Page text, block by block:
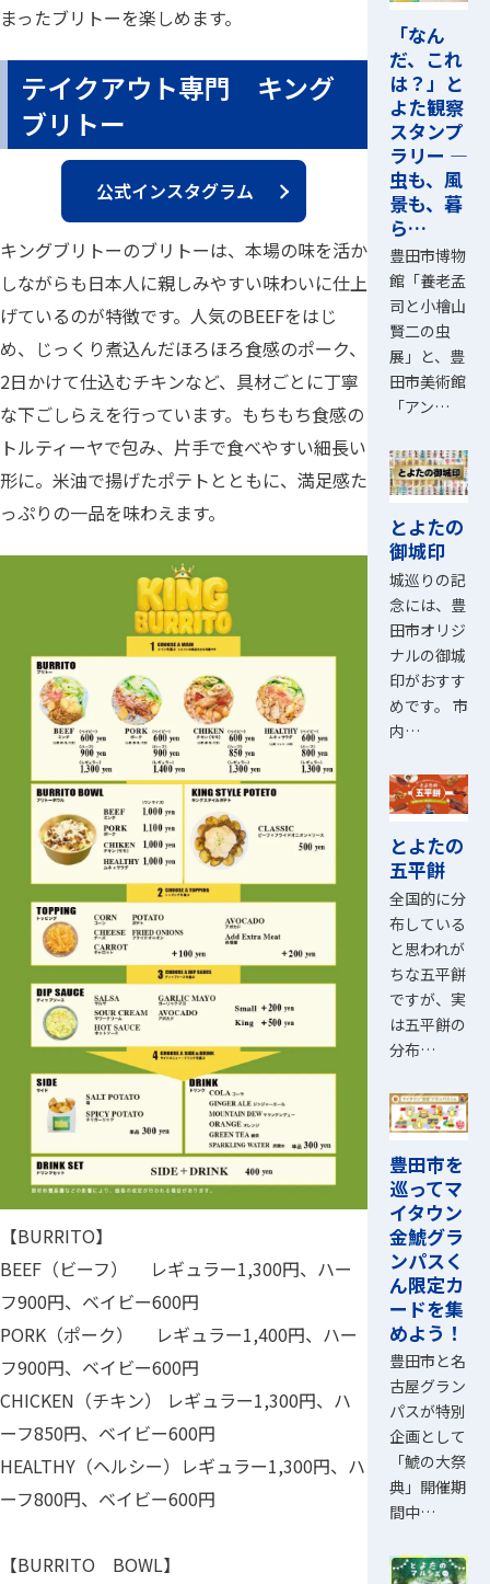
まったブリトーを楽しめます。
テイクアウト専門 キング
ブリトー
公式インスタグラム
キングブリトーのブリトーは、本場の味を活か
しながらも日本人に親しみやすい味わいに仕上
げているのが特徴です。人気のBEEFをはじ
め、じっくり煮込んだほろほろ食感のポーク、
2日かけて仕込むチキンなど、具材ごとに丁寧
な下ごしらえを行っています。もちもち食感の
トルティーヤで包み、片手で食べやすい細長い
形に。米油で揚げたポテトとともに、満足感た
っぷりの一品を味わえます。
【BURRITO】
BEEF（ビーフ） レギュラー1,300円、ハー
フ900円、ベイビー600円
PORK（ポーク） レギュラー1,400円、ハー
フ900円、ベイビー600円
CHICKEN（チキン） レギュラー1,300円、ハ
ーフ850円、ベイビー600円
HEALTHY（ヘルシー）レギュラー1,300円、ハ
ーフ800円、ベイビー600円
【BURRITO BOWL】
「なん
だ、これ
は？」と
よた観察
スタンプ
ラリー ―
虫も、風
景も、暮
ら…
豊田市博物
館「養老孟
司と小檜山
賢二の虫
展」と、豊
田市美術館
「アン…
とよたの
御城印
城巡りの記
念には、豊
田市オリジ
ナルの御城
印がおすす
めです。 市
内…
とよたの
五平餅
全国的に分
布している
と思われが
ちな五平餅
ですが、実
は五平餅の
分布…
豊田市を
巡ってマ
イタウン
金鯱グラ
ンパスく
ん限定カ
ードを集
めよう！
豊田市と名
古屋グラン
パスが特別
企画として
「鯱の大祭
典」開催期
間中…